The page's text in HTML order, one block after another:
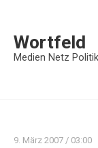
Wortfeld
Medien Netz
9. März 2007 / 03:00